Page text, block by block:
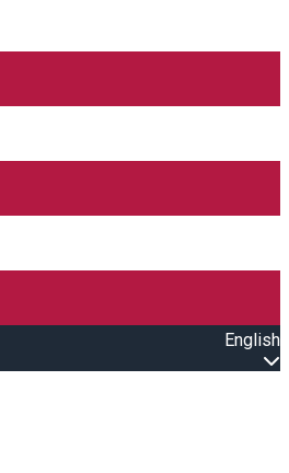
English